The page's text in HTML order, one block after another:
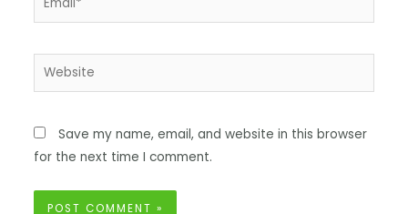
Save my name, email, and website in this browser
for the next time I comment.